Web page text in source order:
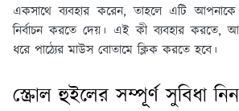
একসাথে ব্যবহার করেন, তাহলে এটি
নির্বাচন করতে দেয়। এই কী ব্যবহার করতে,
ধরে পাঠ্যের মাউস বোতামে ক্লিক করতে হবে।
স্ক্রোল হুইলের সম্পূর্ণ সুবিধা নিন